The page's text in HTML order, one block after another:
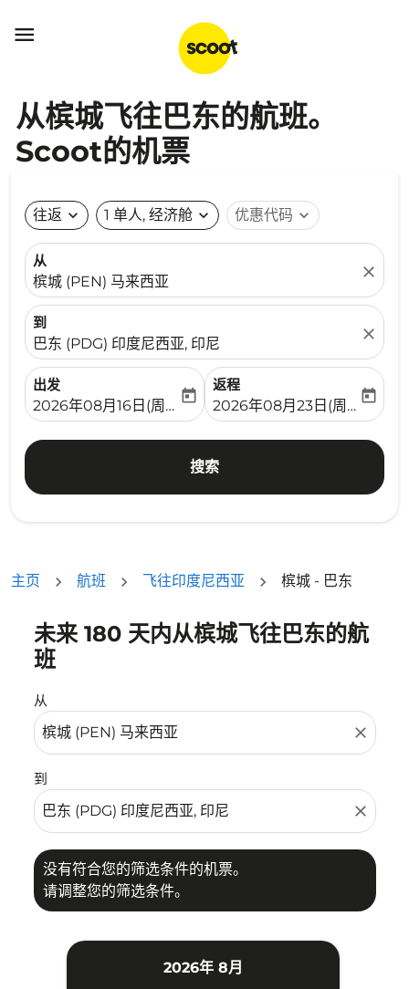

从槟城飞往巴东的航班。
Scoot的机票
往返 expand_more 1 单人, 经济舱 expand_more 优惠代码 expand_more
从
槟城 (PEN) 马来西亚
close
到
巴东 (PDG) 印度尼西亚, 印尼
close
出发
fc-booking-departure-date-aria-label
2026年08月16日(周日)
today
返程
fc-booking-return-date-
2026年08月23日(周日)
today
搜索
主页 航班 飞往印度尼西亚 槟城 - 巴东
未来 180 天内从槟城飞往巴东的航
班
从
close
到
close
没有符合您的筛选条件的机票。
请调整您的筛选条件。
没有符合您的筛选条件的机票。请调整您的筛选条件。
2026年 8月